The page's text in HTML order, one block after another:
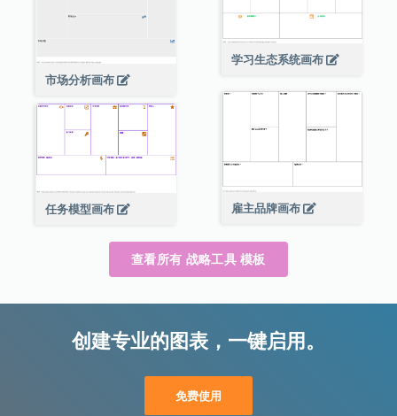
学习生态系统画布
市场分析画布
雇主品牌画布
任务模型画布
查看所有 战略工具 模板
创建专业的图表，一键启用。
免费使用